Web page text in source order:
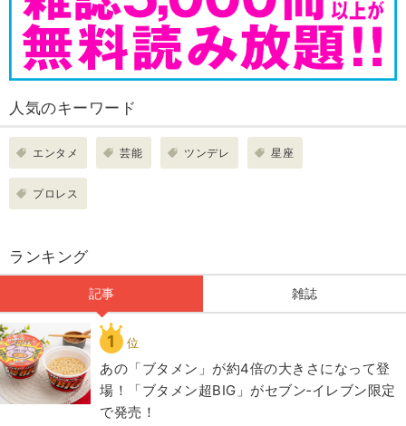
人気のキーワード
エンタメ 芸能 ツンデレ 星座
プロレス
ランキング
記事 雑誌
1 位
あの「ブタメン」が約4倍の大きさになって登
場！「ブタメン超BIG」がセブン‐イレブン限定
で発売！